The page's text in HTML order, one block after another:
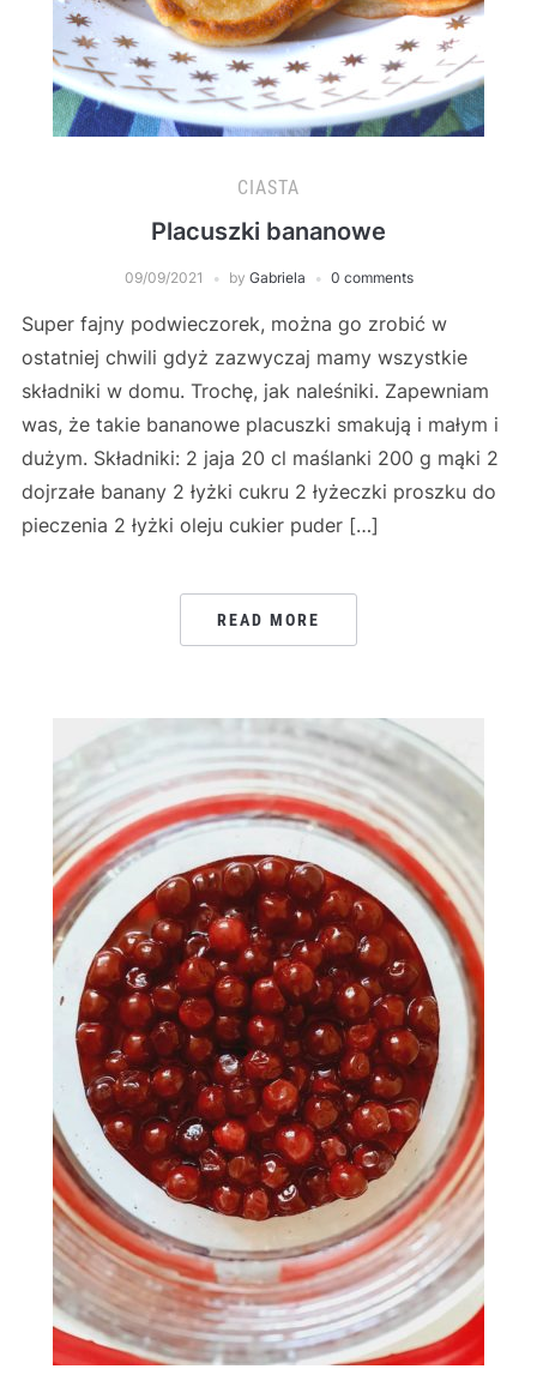
CIASTA
Placuszki bananowe
09/09/2021 by Gabriela 0 comments
Super fajny podwieczorek, można go zrobić w
ostatniej chwili gdyż zazwyczaj mamy wszystkie
składniki w domu. Trochę, jak naleśniki. Zapewniam
was, że takie bananowe placuszki smakują i małym i
dużym. Składniki: 2 jaja 20 cl maślanki 200 g mąki 2
dojrzałe banany 2 łyżki cukru 2 łyżeczki proszku do
pieczenia 2 łyżki oleju cukier puder […]
READ MORE